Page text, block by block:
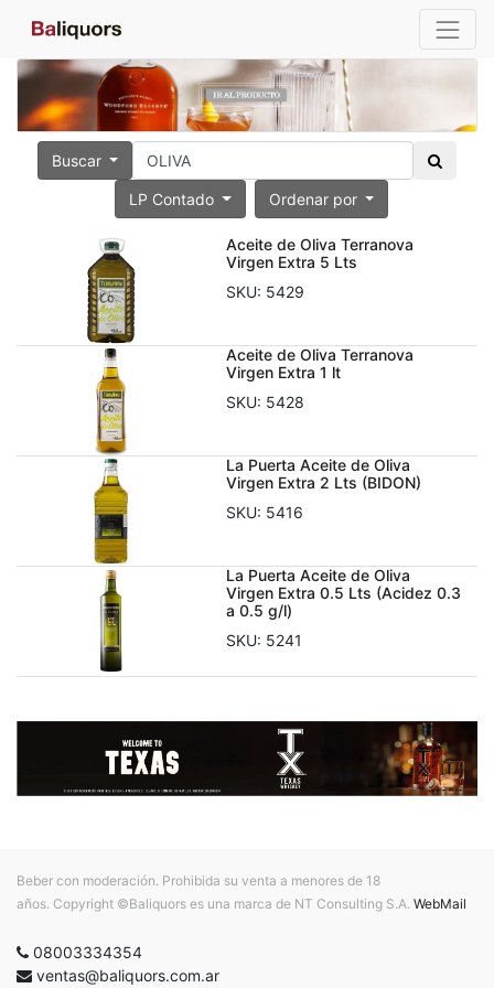
Buscar
LP Contado Ordenar por
Aceite de Oliva Terranova
Virgen Extra 5 Lts
SKU: 5429
Aceite de Oliva Terranova
Virgen Extra 1 lt
SKU: 5428
La Puerta Aceite de Oliva
Virgen Extra 2 Lts (BIDON)
SKU: 5416
La Puerta Aceite de Oliva
Virgen Extra 0.5 Lts (Acidez 0.3
a 0.5 g/l)
SKU: 5241
Beber con moderación. Prohibida su venta a menores de 18
años. Copyright ©Baliquors es una marca de NT Consulting S.A. WebMail
08003334354
ventas@baliquors.com.ar